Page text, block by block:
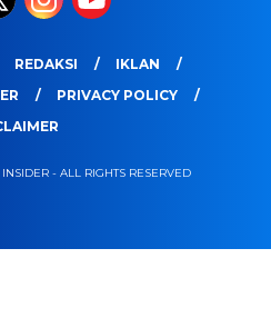
REDAKSI
IKLAN
PRIVACY POLICY
- ALL RIGHTS RESERVED